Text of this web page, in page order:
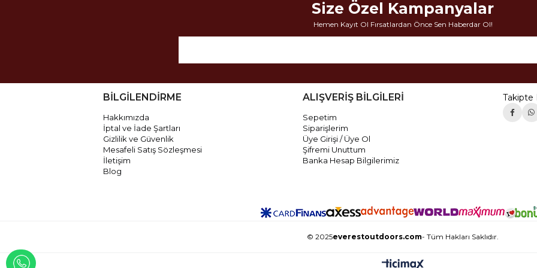
Size Özel Kampanyalar
Hemen Kayıt Ol Fırsatlardan Önce Sen Haberdar Ol!
BİLGİLENDİRME
Hakkımızda
İptal ve İade Şartları
Gizlilik ve Güvenlik
Mesafeli Satış Sözleşmesi
İletişim
Blog
ALIŞVERİŞ BİLGİLERİ
Sepetim
Siparişlerim
Üye Girişi / Üye Ol
Şifremi Unuttum
Banka Hesap Bilgilerimiz
Takipte
© 2025everestoutdoors.com- Tüm Hakları Saklıdır.